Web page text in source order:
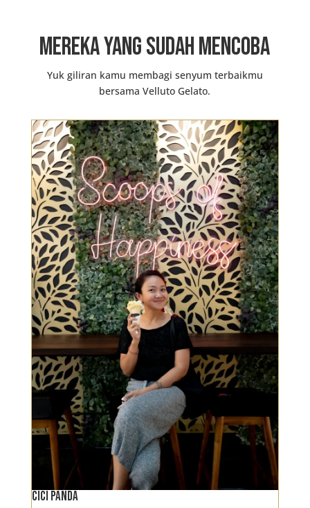
Mereka yang Sudah Mencoba
Yuk giliran kamu membagi senyum terbaikmu
bersama Velluto Gelato.
Cici Panda